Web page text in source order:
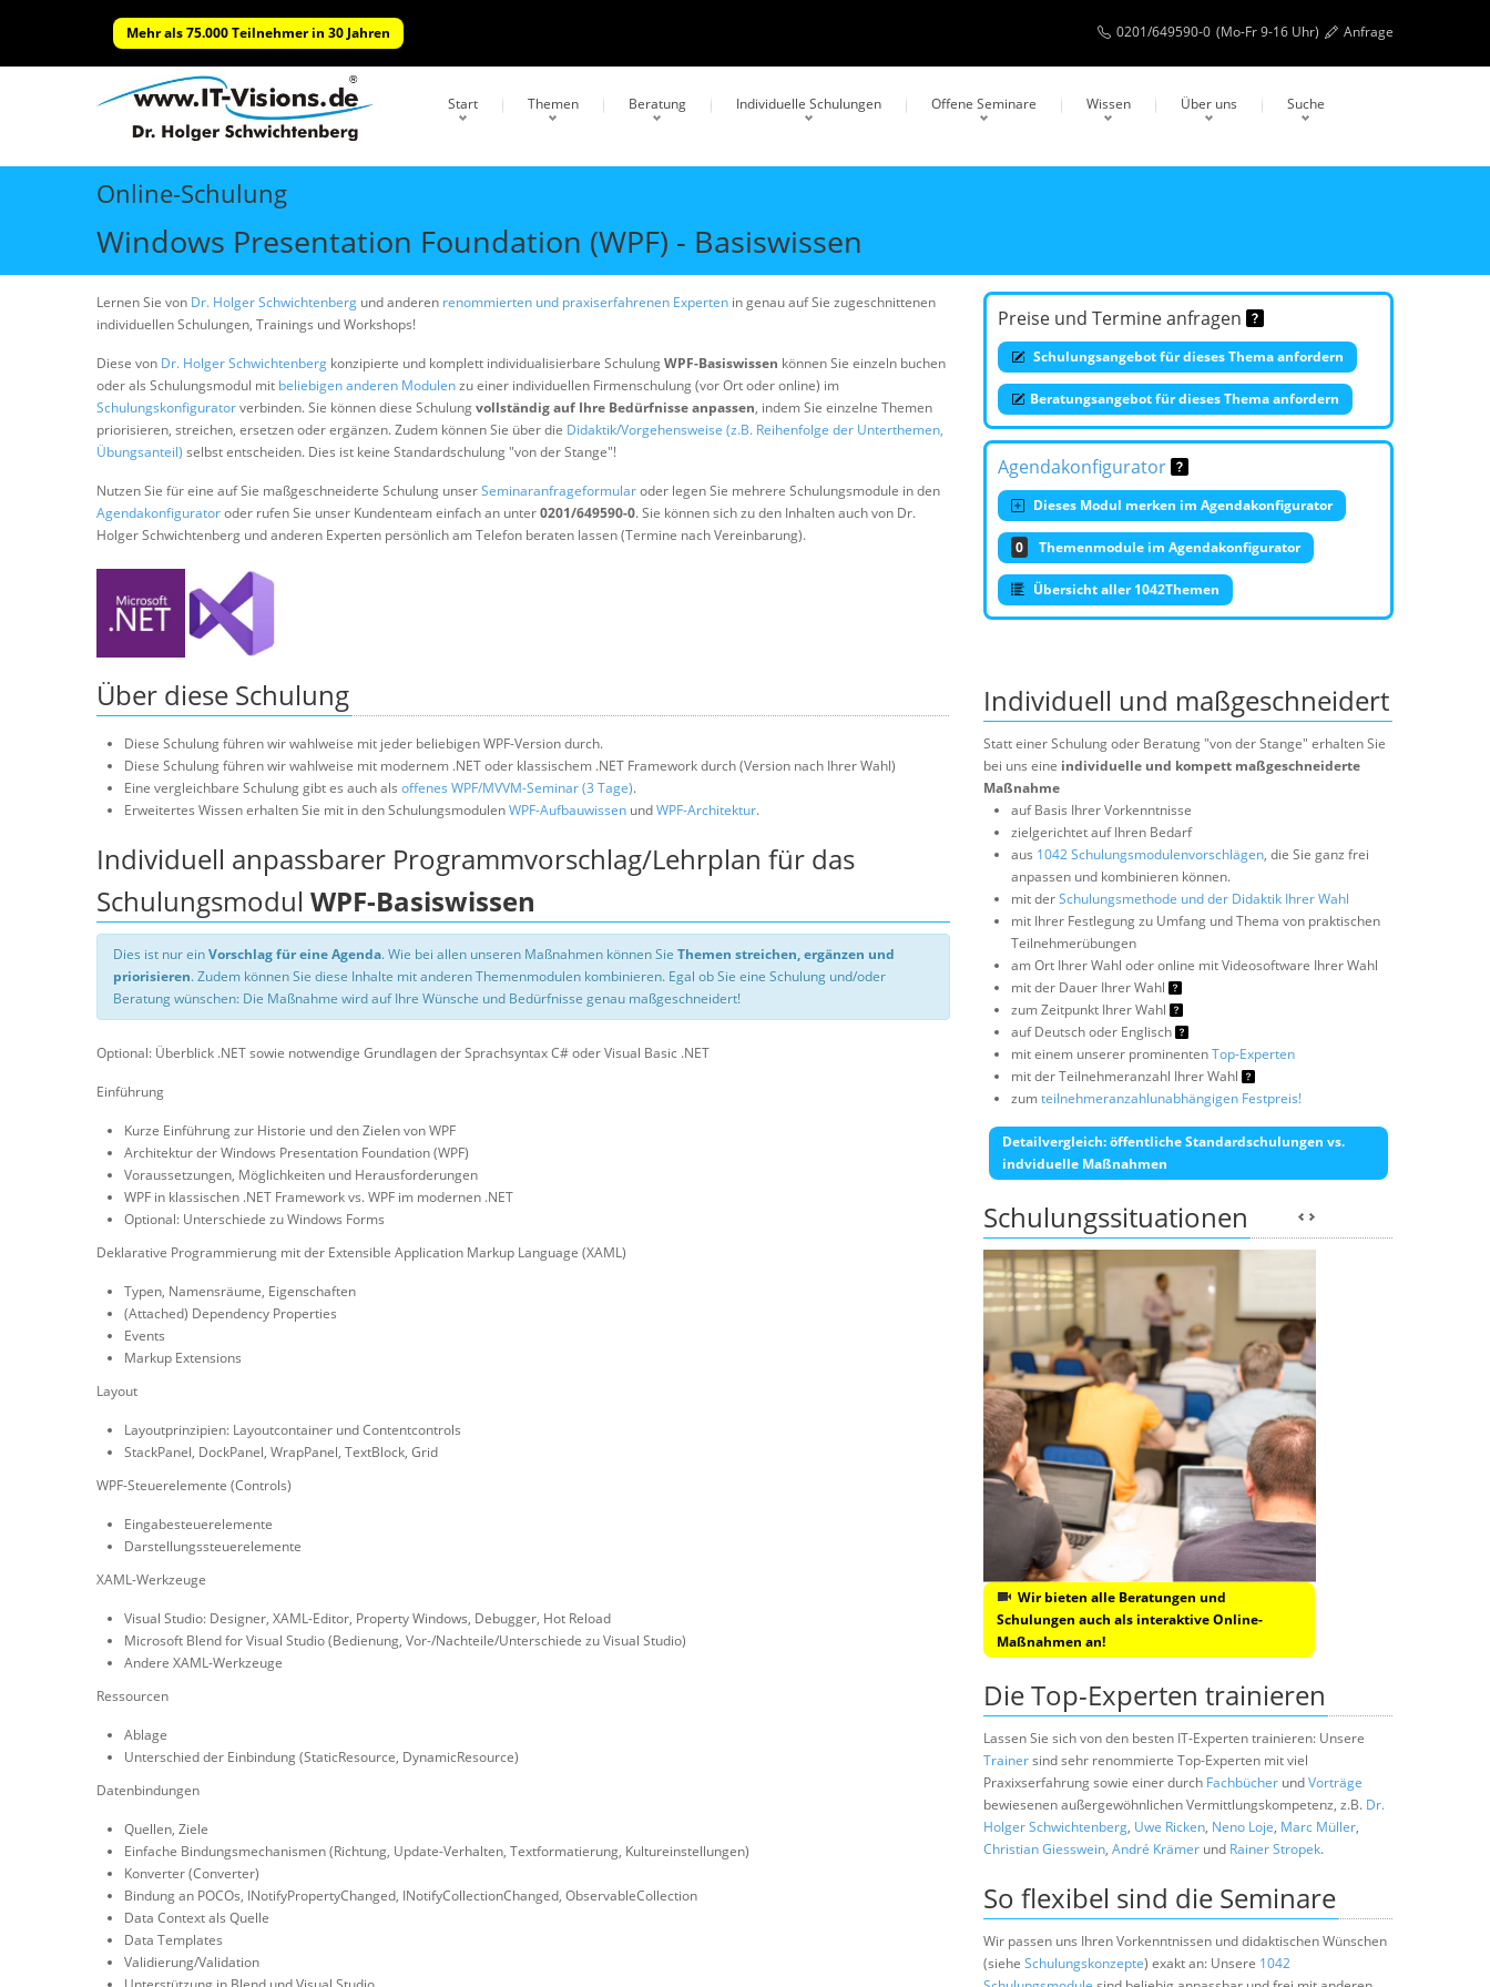
Mehr als 75.000 Teilnehmer in 30 Jahren 0201/649590-0 (Mo-Fr 9-16 Uhr) Anfrage
Start Themen Beratung Individuelle Schulungen Offene Seminare Wissen Über uns Suche
Online-Schulung
Windows Presentation Foundation (WPF) - Basiswissen
Lernen Sie von Dr. Holger Schwichtenberg und anderen renommierten und praxiserfahrenen Experten in genau auf Sie zugeschnittenen
individuellen Schulungen, Trainings und Workshops!
Diese von Dr. Holger Schwichtenberg konzipierte und komplett individualisierbare SchulungWPF-Basiswissen können Sie einzeln buchen
oder als Schulungsmodul mit beliebigen anderen Modulenzu einer individuellen Firmenschulung (vor Ort oder online) im
Schulungskonfiguratorverbinden. Sie können diese Schulungvollständig auf Ihre Bedürfnisse anpassen, indem Sie einzelne Themen
priorisieren, streichen, ersetzen oder ergänzen. Zudem können Sie über die Didaktik/Vorgehensweise (z.B. Reihenfolge der Unterthemen,
Übungsanteil) selbst entscheiden. Dies ist keine Standardschulung "von der Stange"!
Nutzen Sie für eine auf Sie maßgeschneiderte Schulung unserSeminaranfrageformularoder legen Sie mehrere Schulungsmodule in den
Agendakonfiguratoroder rufen Sie unser Kundenteam einfach an unter0201/649590-0. Sie können sich zu den Inhalten auch von Dr.
Holger Schwichtenberg und anderen Experten persönlich am Telefon beraten lassen (Termine nach Vereinbarung).
Preise und Termine anfragen
Schulungsangebot für dieses Thema anfordern
Beratungsangebot für dieses Thema anfordern
Agendakonfigurator
Dieses Modul merken im Agendakonfigurator
0 Themenmodule im Agendakonfigurator
Übersicht aller 1042Themen
Über diese Schulung
Diese Schulung führen wir wahlweise mit jeder beliebigen WPF-Version durch.
Diese Schulung führen wir wahlweise mit modernem .NET oder klassischem .NET Framework durch (Version nach Ihrer Wahl)
Eine vergleichbare Schulung gibt es auch als offenes WPF/MVVM-Seminar (3 Tage).
Erweitertes Wissen erhalten Sie mit in den SchulungsmodulenWPF-Aufbauwissen undWPF-Architektur.
Individuell anpassbarer Programmvorschlag/Lehrplan für das
Schulungsmodul WPF-Basiswissen
Dies ist nur einVorschlag für eine Agenda. Wie bei allen unseren Maßnahmen können Sie Themen streichen, ergänzen und
priorisieren. Zudem können Sie diese Inhalte mit anderen Themenmodulen kombinieren. Egal ob Sie eine Schulung und/oder
Beratung wünschen: Die Maßnahme wird auf Ihre Wünsche und Bedürfnisse genau maßgeschneidert!
Optional: Überblick .NET sowie notwendige Grundlagen der Sprachsyntax C# oder Visual Basic .NET
Einführung
Kurze Einführung zur Historie und den Zielen von WPF
Architektur der Windows Presentation Foundation (WPF)
Voraussetzungen, Möglichkeiten und Herausforderungen
WPF in klassischen .NET Framework vs. WPF im modernen .NET
Optional: Unterschiede zu Windows Forms
Deklarative Programmierung mit der Extensible Application Markup Language (XAML)
Typen, Namensräume, Eigenschaften
(Attached) Dependency Properties
Events
Markup Extensions
Layout
Layoutprinzipien: Layoutcontainer und Contentcontrols
StackPanel, DockPanel, WrapPanel, TextBlock, Grid
WPF-Steuerelemente (Controls)
Eingabesteuerelemente
Darstellungssteuerelemente
XAML-Werkzeuge
Visual Studio: Designer, XAML-Editor, Property Windows, Debugger, Hot Reload
Microsoft Blend for Visual Studio (Bedienung, Vor-/Nachteile/Unterschiede zu Visual Studio)
Andere XAML-Werkzeuge
Ressourcen
Ablage
Unterschied der Einbindung (StaticResource, DynamicResource)
Datenbindungen
Quellen, Ziele
Einfache Bindungsmechanismen (Richtung, Update-Verhalten, Textformatierung, Kultureinstellungen)
Konverter (Converter)
Bindung an POCOs, INotifyPropertyChanged, INotifyCollectionChanged, ObservableCollection
Data Context als Quelle
Data Templates
Validierung/Validation
Individuell und maßgeschneidert
Statt einer Schulung oder Beratung "von der Stange" erhalten Sie
bei uns eine individuelle und kompett maßgeschneiderte
Maßnahme
auf Basis Ihrer Vorkenntnisse
zielgerichtet auf Ihren Bedarf
aus 1042 Schulungsmodulenvorschlägen, die Sie ganz frei
anpassen und kombinieren können.
mit derSchulungsmethode und der Didaktik Ihrer Wahl
mit Ihrer Festlegung zu Umfang und Thema von praktischen
Teilnehmerübungen
am Ort Ihrer Wahl oder online mit Videosoftware Ihrer Wahl
mit der Dauer Ihrer Wahl
zum Zeitpunkt Ihrer Wahl
auf Deutsch oder Englisch
mit einem unserer prominentenTop-Experten
mit der Teilnehmeranzahl Ihrer Wahl
zumteilnehmeranzahlunabhängigen Festpreis!
Detailvergleich: öffentliche Standardschulungen vs.
indviduelle Maßnahmen
Schulungssituationen
Wir bieten alle Beratungen und
Schulungen auch als interaktive Online-
Maßnahmen an!
Die Top-Experten trainieren
Lassen Sie sich von den besten IT-Experten trainieren: Unsere
Trainersind sehr renommierte Top-Experten mit viel
Praxixserfahrung sowie einer durch Fachbücher undVorträge
bewiesenen außergewöhnlichen Vermittlungskompetenz, z.B. Dr.
Holger Schwichtenberg, Uwe Ricken, Neno Loje, Marc Müller,
Christian Giesswein, André Krämer und Rainer Stropek.
So flexibel sind die Seminare
Wir passen uns Ihren Vorkenntnissen und didaktischen Wünschen
(siehe Schulungskonzepte) exakt an: Unsere 1042